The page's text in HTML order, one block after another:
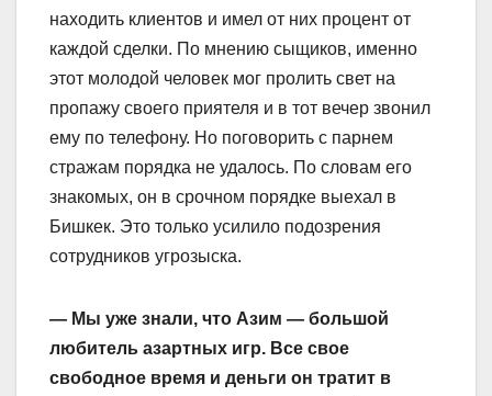
находить клиентов и имел от них процент от
каждой сделки. По мнению сыщиков, именно
этот молодой человек мог пролить свет на
пропажу своего приятеля и в тот вечер звонил
ему по телефону. Но поговорить с парнем
стражам порядка не удалось. По словам его
знакомых, он в срочном порядке выехал в
Бишкек. Это только усилило подозрения
сотрудников угрозыска.
— Мы уже знали, что Азим — большой
любитель азартных игр. Все свое
свободное время и деньги он тратит в